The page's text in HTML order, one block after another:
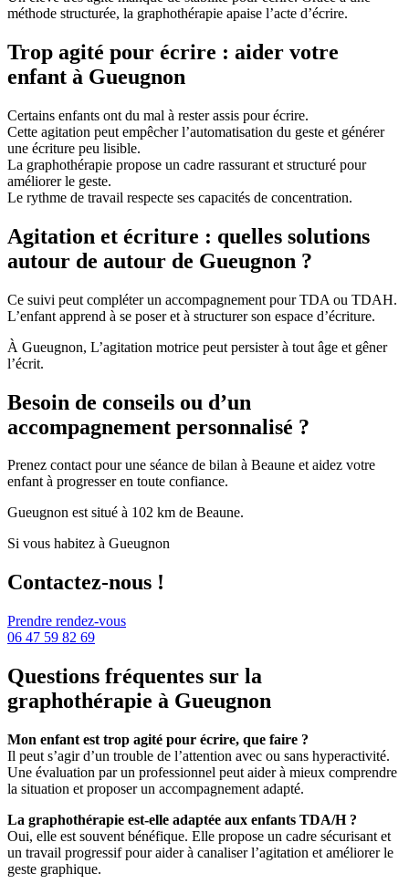
méthode structurée, la graphothérapie apaise l’acte d’écrire.
Trop agité pour écrire : aider votre
enfant à Gueugnon
Certains enfants ont du mal à rester assis pour écrire.
Cette agitation peut empêcher l’automatisation du geste et générer
une écriture peu lisible.
La graphothérapie propose un cadre rassurant et structuré pour
améliorer le geste.
Le rythme de travail respecte ses capacités de concentration.
Agitation et écriture : quelles solutions
autour de autour de Gueugnon ?
Ce suivi peut compléter un accompagnement pour TDA ou TDAH.
L’enfant apprend à se poser et à structurer son espace d’écriture.
À Gueugnon, L’agitation motrice peut persister à tout âge et gêner
l’écrit.
Besoin de conseils ou d’un
accompagnement personnalisé ?
Prenez contact pour une séance de bilan à Beaune et aidez votre
enfant à progresser en toute confiance.
Gueugnon est situé à 102 km de Beaune.
Si vous habitez à Gueugnon
Contactez-nous !
Prendre rendez-vous
06 47 59 82 69
Questions fréquentes sur la
graphothérapie à Gueugnon
Mon enfant est trop agité pour écrire, que faire ?
Il peut s’agir d’un trouble de l’attention avec ou sans hyperactivité.
Une évaluation par un professionnel peut aider à mieux comprendre
la situation et proposer un accompagnement adapté.
La graphothérapie est-elle adaptée aux enfants TDA/H ?
Oui, elle est souvent bénéfique. Elle propose un cadre sécurisant et
un travail progressif pour aider à canaliser l’agitation et améliorer le
geste graphique.